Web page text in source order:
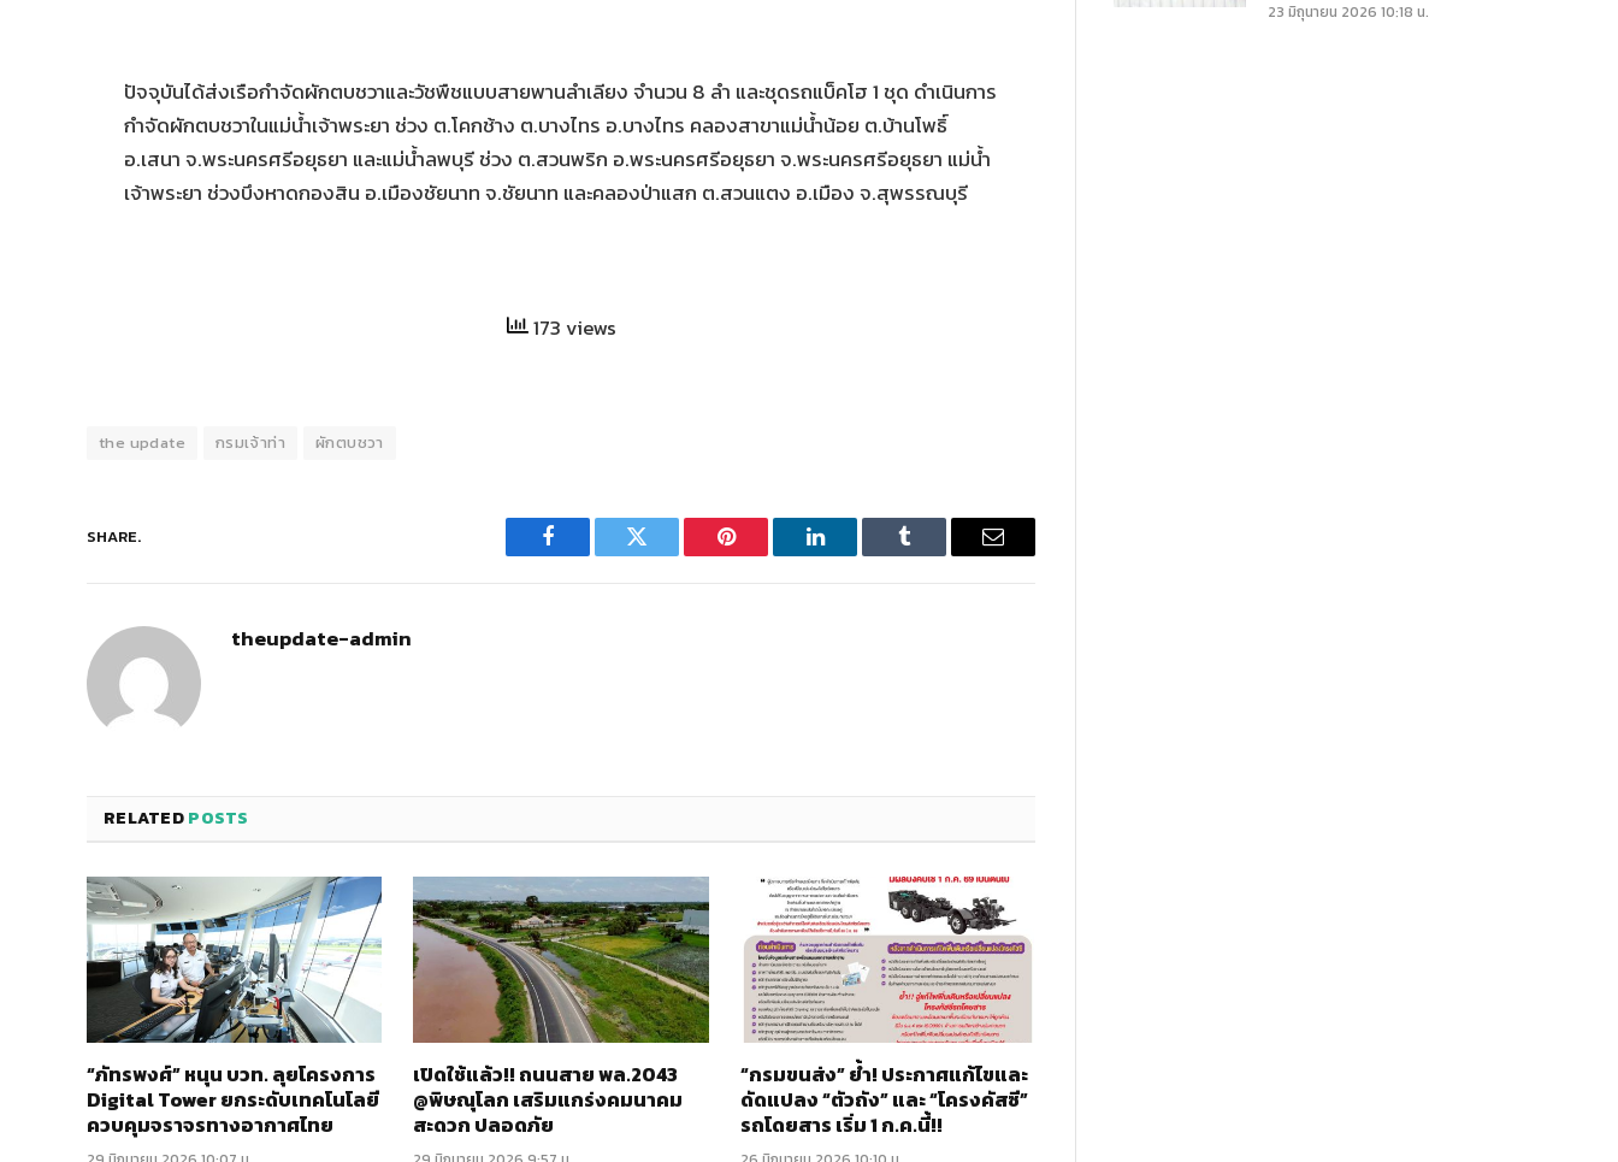
ปัจจุบันได้ส่งเรือกำจัดผักตบชวาและวัชพืชแบบสายพานลำเลียง จำนวน 8 ลำ และชุดรถแบ็คโฮ 1 ชุด ดำเนินการ
กำจัดผักตบชวาในแม่น้ำเจ้าพระยา ช่วง ต.โคกช้าง ต.บางไทร อ.บางไทร คลองสาขาแม่น้ำน้อย ต.บ้านโพธิ์
อ.เสนา จ.พระนครศรีอยุธยา และแม่น้ำลพบุรี ช่วง ต.สวนพริก อ.พระนครศรีอยุธยา จ.พระนครศรีอยุธยา แม่น้ำ
เจ้าพระยา ช่วงบึงหาดกองสิน อ.เมืองชัยนาท จ.ชัยนาท และคลองป่าแสก ต.สวนแตง อ.เมือง จ.สุพรรณบุรี
173 views
the update กรมเจ้าท่า ผักตบชวา
SHARE.
Facebook Twitter Pinterest LinkedIn Tumblr Email
theupdate-admin
RELATEDPOSTS
“ภัทรพงศ์” หนุน บวท. ลุยโครงการ
Digital Tower ยกระดับเทคโนโลยี
ควบคุมจราจรทางอากาศไทย
เปิดใช้แล้ว!! ถนนสาย พล.2043
@พิษณุโลก เสริมแกร่งคมนาคม
สะดวก ปลอดภัย
“กรมขนส่ง” ย้ำ! ประกาศแก้ไขและ
ดัดแปลง “ตัวถัง” และ “โครงคัสซี”
รถโดยสาร เริ่ม 1 ก.ค.นี้!!
23 มิถุนายน 2026 10:18 น.